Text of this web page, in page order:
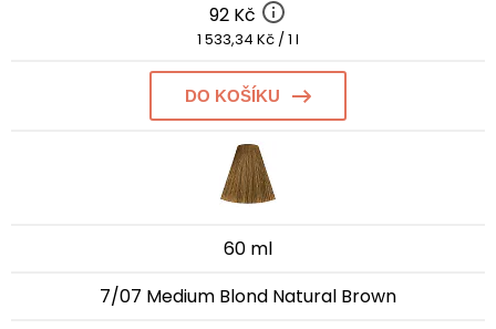
92 Kč
1 533,34 Kč / 1 l
DO KOŠÍKU
60 ml
7/07 Medium Blond Natural Brown